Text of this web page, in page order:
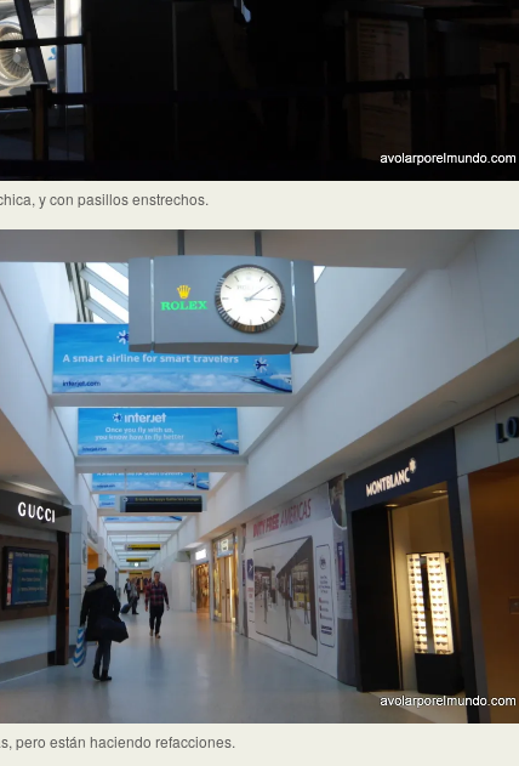
y con pasillos enstrechos.
pero están haciendo refacciones.